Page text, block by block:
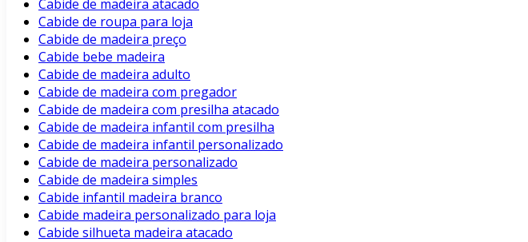
Cabide de madeira atacado
Cabide de roupa para loja
Cabide de madeira preço
Cabide bebe madeira
Cabide de madeira adulto
Cabide de madeira com pregador
Cabide de madeira com presilha atacado
Cabide de madeira infantil com presilha
Cabide de madeira infantil personalizado
Cabide de madeira personalizado
Cabide de madeira simples
Cabide infantil madeira branco
Cabide madeira personalizado para loja
Cabide silhueta madeira atacado